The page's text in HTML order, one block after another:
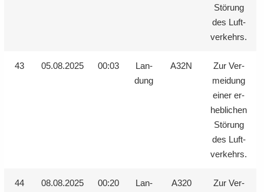
Stö­rung
des Luft­
ver­kehrs.
43 05.08.2025 00:03
Lan­
dung
A32N
Zur Ver­
mei­dung
einer er­
heb­li­chen
Stö­rung
des Luft­
ver­kehrs.
44 08.08.2025 00:20
Lan­
A320
Zur Ver­